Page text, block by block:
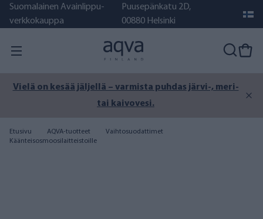
Suomalainen Avainlippu-
verkkokauppa
Puusepänkatu 2D,
00880 Helsinki
Vielä on kesää jäljellä – varmista puhdas järvi-, meri-
tai kaivovesi.
Etusivu AQVA-tuotteet
Vaihtosuodattimet
Käänteisosmoosilaitteistoille